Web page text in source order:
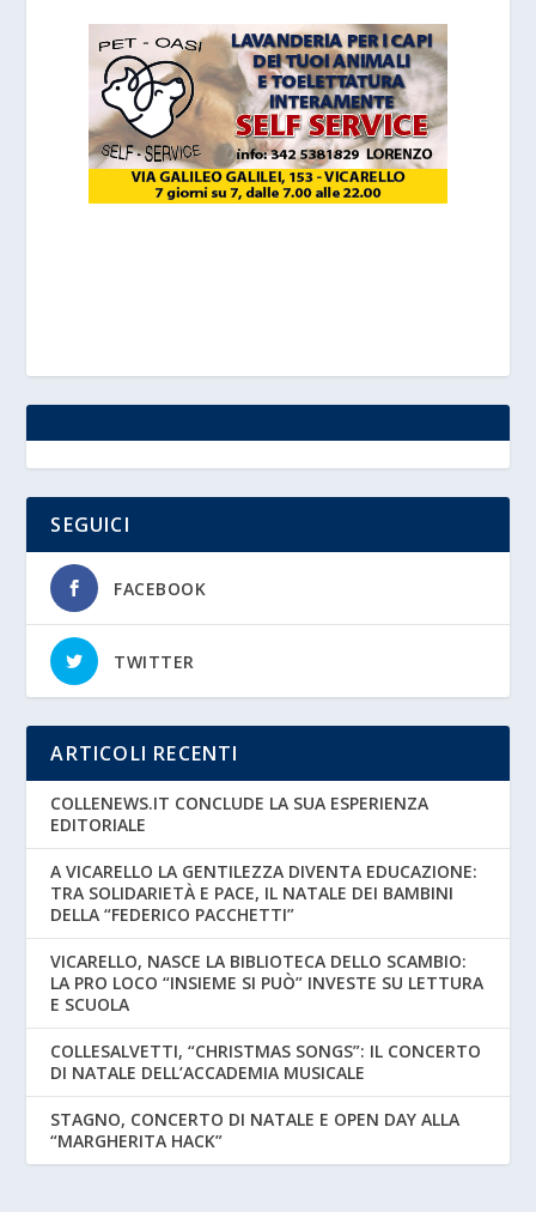
SEGUICI
FACEBOOK
TWITTER
ARTICOLI RECENTI
COLLENEWS.IT CONCLUDE LA SUA ESPERIENZA
EDITORIALE
A VICARELLO LA GENTILEZZA DIVENTA EDUCAZIONE:
TRA SOLIDARIETÀ E PACE, IL NATALE DEI BAMBINI
DELLA “FEDERICO PACCHETTI”
VICARELLO, NASCE LA BIBLIOTECA DELLO SCAMBIO:
LA PRO LOCO “INSIEME SI PUÒ” INVESTE SU LETTURA
E SCUOLA
COLLESALVETTI, “CHRISTMAS SONGS”: IL CONCERTO
DI NATALE DELL’ACCADEMIA MUSICALE
STAGNO, CONCERTO DI NATALE E OPEN DAY ALLA
“MARGHERITA HACK”